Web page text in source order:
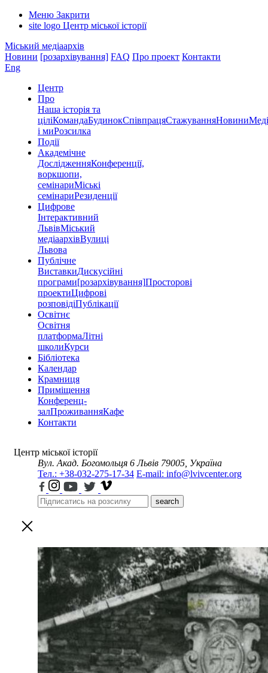
Меню Закрити
site logo Центр міської історії
Міський медіаархів
Новини [розархівування] FAQ Про проект Контакти
Eng
Центр
Про
Наша історія та
ціліКомандаБудинокСпівпрацяСтажуванняНовини
і миРозсилка
Події
Академічне
ДослідженняКонференції,
воркшопи,
семінариМіські
семінариРезиденції
Цифрове
Інтерактивний
ЛьвівМіський
медіаархівВулиці
Львова
Публічне
ВиставкиДискусійні
програми[розархівування]Просторові
проектиЦифрові
розповідіПублікації
Освітнє
Освітня
платформаЛітні
школиКурси
Бібліотека
Календар
Крамниця
Приміщення
Конференц-
залПроживанняКафе
Контакти
Центр міської історії
Вул. Акад. Богомольця 6 Львів 79005, Україна
Тел.: +38-032-275-17-34 E-mail: info@lvivcenter.org
search